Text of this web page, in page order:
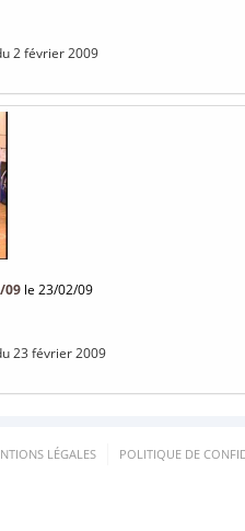
2 février 2009
09 le 23/02/09
23 février 2009
LÉGALES POLITIQUE DE